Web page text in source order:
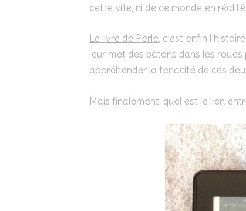
cette ville, ni de ce monde en
Le livre de Perle, c’est enfin
leur met des bâtons dans les
appréhender la tenacité de ces
Mais finalement, quel est le lien